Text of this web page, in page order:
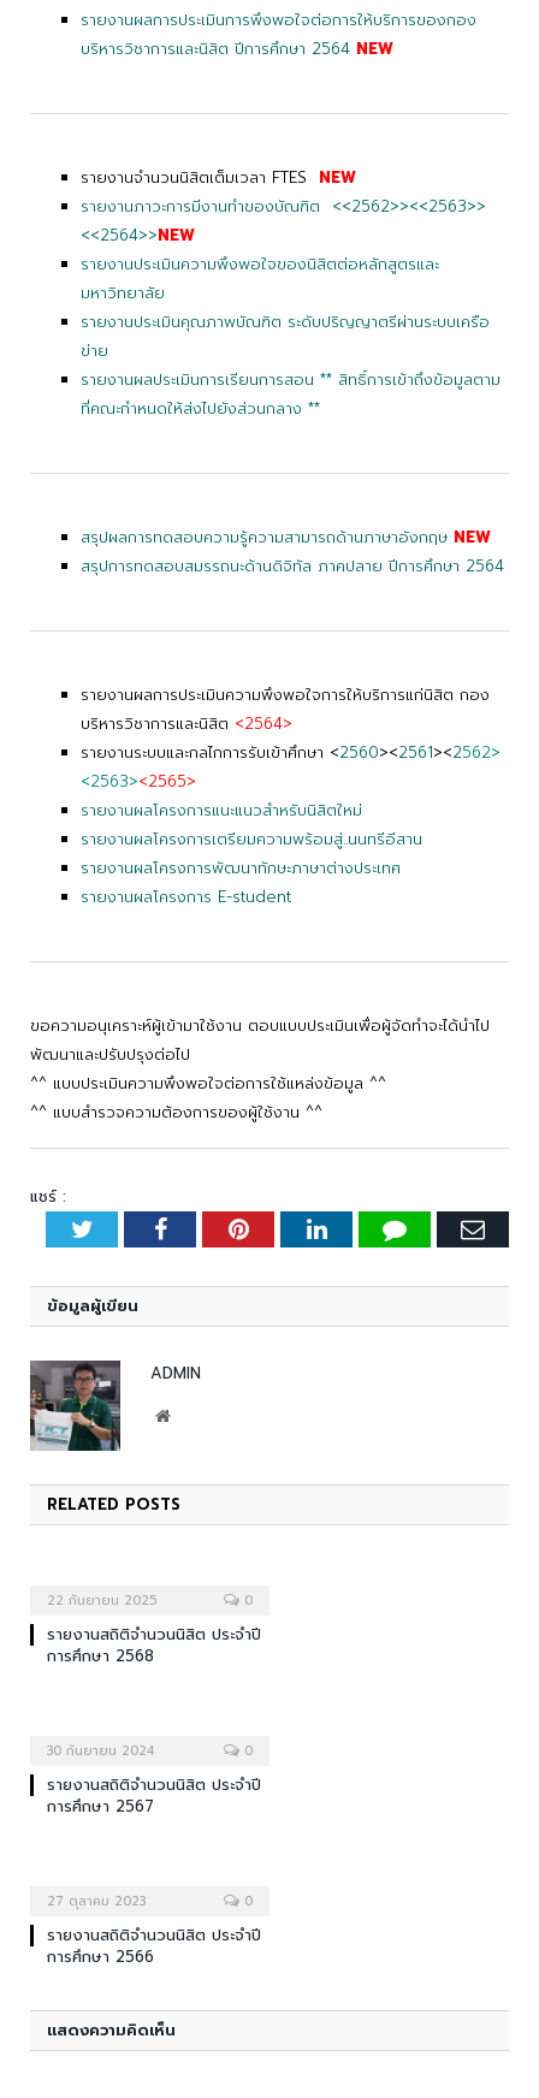
รายงานผลการประเมินการพึงพอใจต่อการให้บริการของกอง
บริหารวิชาการและนิสิต ปีการศึกษา 2564 NEW
รายงานจำนวนนิสิตเต็มเวลา FTES
NEW
รายงานภาวะการมีงานทำของบัณฑิต
<<2562>><<2563>>
<<2564>>NEW
รายงานประเมินความพึงพอใจของนิสิตต่อหลักสูตรและ
มหาวิทยาลัย
รายงานประเมินคุณภาพบัณฑิต ระดับปริญญาตรีผ่านระบบเครือ
ข่าย
รายงานผลประเมินการเรียนการสอน ** สิทธิ์การเข้าถึงข้อมูลตาม
ที่คณะกำหนดให้ส่งไปยังส่วนกลาง **
สรุปผลการทดสอบความรู้ความสามารถด้านภาษาอังกฤษ NEW
สรุปการทดสอบสมรรถนะด้านดิจิทัล ภาคปลาย ปีการศึกษา 2564
รายงานผลการประเมินความพึงพอใจการให้บริการแก่นิสิต กอง
บริหารวิชาการและนิสิต <2564>
รายงานระบบและกลไกการรับเข้าศึกษา <2560><2561><2562>
<2563><2565>
รายงานผลโครงการแนะแนวสำหรับนิสิตใหม่
รายงานผลโครงการเตรียมความพร้อมสู่..นนทรีอีสาน
รายงานผลโครงการพัฒนาทักษะภาษาต่างประเทศ
รายงานผลโครงการ E-student
ขอความอนุเคราะห์ผู้เข้ามาใช้งาน ตอบแบบประเมินเพื่อผู้จัดทำจะได้นำไป
พัฒนาและปรับปรุงต่อไป
^^ แบบประเมินความพึงพอใจต่อการใช้แหล่งข้อมูล ^^
^^ แบบสำรวจความต้องการของผู้ใช้งาน ^^
แชร์ :
TwitterFacebookPinterestLinkedInTumblr
ข้อมูลผู้เขียน
ADMIN
Website
RELATED POSTS
22 กันยายน 2025 0
รายงานสถิติจำนวนนิสิต ประจำปี
การศึกษา 2568
30 กันยายน 2024 0
รายงานสถิติจำนวนนิสิต ประจำปี
การศึกษา 2567
27 ตุลาคม 2023 0
รายงานสถิติจำนวนนิสิต ประจำปี
การศึกษา 2566
แสดงความคิดเห็น